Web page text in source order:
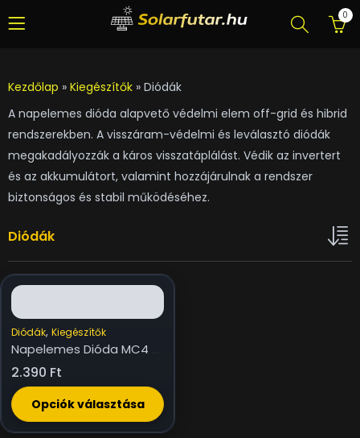
0
Kezdőlap » Kiegészítők » Diódák
A napelemes dióda alapvető védelmi elem off-grid és hibrid
rendszerekben. A visszáram-védelmi és leválasztó diódák
megakadályozzák a káros visszatáplálást. Védik az invertert
és az akkumulátort, valamint hozzájárulnak a rendszer
biztonságos és stabil működéséhez.
Diódák
Diódák, Kiegészítők
2.390 Ft
Opciók választása